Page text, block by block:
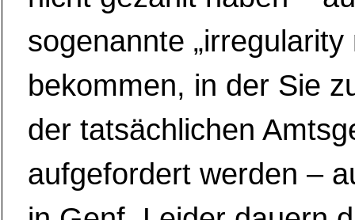
sogenannte „irregularity
bekommen, in der Sie
der tatsächlichen
aufgefordert werden –